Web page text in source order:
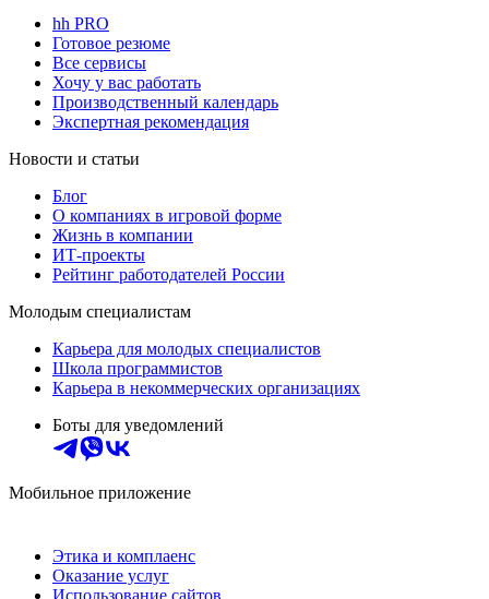
hh PRO
Готовое резюме
Все сервисы
Хочу у вас работать
Производственный календарь
Экспертная рекомендация
Новости и статьи
Блог
О компаниях в игровой форме
Жизнь в компании
ИТ-проекты
Рейтинг работодателей России
Молодым специалистам
Карьера для молодых специалистов
Школа программистов
Карьера в некоммерческих организациях
Боты для уведомлений
Мобильное приложение
Этика и комплаенс
Оказание услуг
Использование сайтов